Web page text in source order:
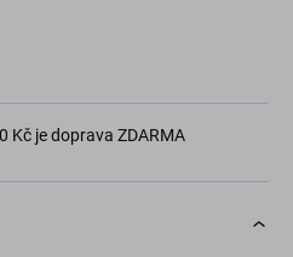
Kč je doprava ZDARMA